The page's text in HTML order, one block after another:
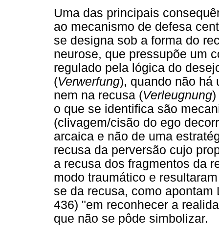
Uma das principais
ao mecanismo de defesa
se designa sob a forma do
neurose, que pressupõe um
regulado pela lógica do
(Verwerfung), quando não há
nem na recusa (Verleugnung)
o que se identifica são
(clivagem/cisão do ego
arcaica e não de uma
recusa da perversão cujo
a recusa dos fragmentos da
modo traumático e
se da recusa, como
436) "em reconhecer a
que não se pôde simbolizar.